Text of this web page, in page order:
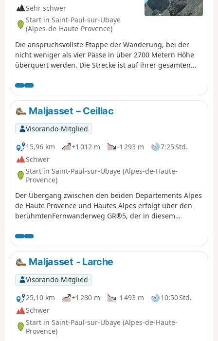
Sehr schwer
Start in Saint-Paul-sur-Ubaye
(Alpes-de-Haute-Provence)
Die anspruchsvollste Etappe der Wanderung, bei der
nicht weniger als vier Pässe in über 2700 Metern Höhe
überquert werden. Die Strecke ist auf ihrer gesamten
Möglichkeit, sich vor dem letzten Abstieg zu erfrischen.
Maljasset – Ceillac
Visorando-Mitglied
15,96 km
+1 012 m -1 293 m
7:25 Std.
Schwer
Start in Saint-Paul-sur-Ubaye (Alpes-de-Haute-
Provence)
Der Übergang zwischen den beiden Departements Alpes
de Haute Provence und Hautes Alpes erfolgt über den
berühmtenFernwanderweg GR®5, der in diesem
unterstützt.
Maljasset - Larche
Visorando-Mitglied
25,10 km
+1 280 m -1 493 m
10:50 Std.
Schwer
Start in Saint-Paul-sur-Ubaye (Alpes-de-Haute-
Provence)